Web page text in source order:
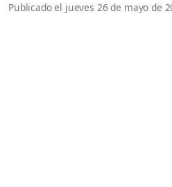
Publicado el jueves 26 de mayo de